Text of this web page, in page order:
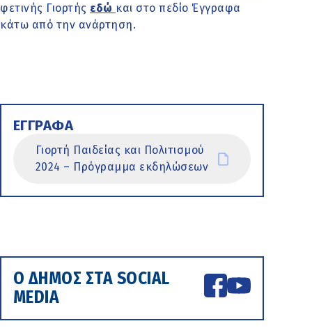
φετινής Γιορτής εδώ και στο πεδίο Έγγραφα
κάτω από την ανάρτηση.
ΕΓΓΡΑΦΑ
Γιορτή Παιδείας και Πολιτισμού
2024 – Πρόγραμμα εκδηλώσεων
Ο ΔΗΜΟΣ ΣΤΑ SOCIAL
MEDIA